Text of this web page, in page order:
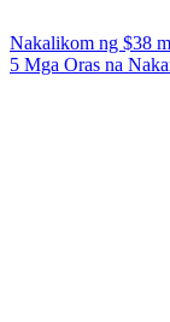
Nakalikom ng $38
5 Mga Oras na